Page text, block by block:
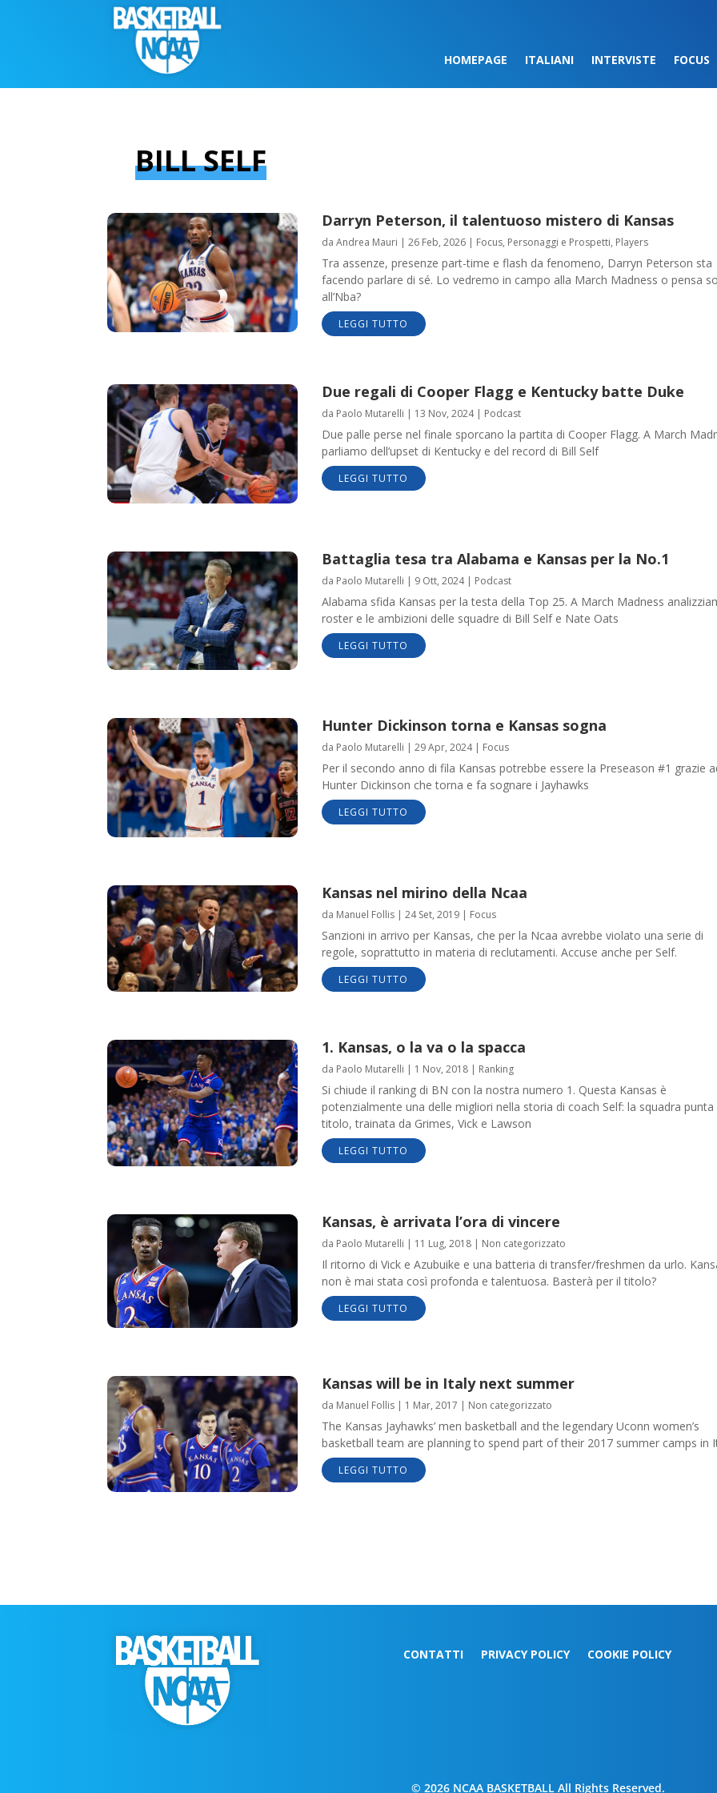
HOMEPAGE ITALIANI INTERVISTE FOCUS
BILL SELF
Darryn Peterson, il talentuoso mistero di Kansas
da Andrea Mauri | 26 Feb, 2026| Focus, Personaggi e Prospetti, Players
Tra assenze, presenze part-time e flash da fenomeno, Darryn Peterson sta
facendo parlare di sé. Lo vedremo in campo alla March Madness o pensa
all’Nba?
LEGGI TUTTO
Due regali di Cooper Flagg e Kentucky batte Duke
da Paolo Mutarelli | 13 Nov, 2024| Podcast
Due palle perse nel finale sporcano la partita di Cooper Flagg. A March
parliamo dell’upset di Kentucky e del record di Bill Self
LEGGI TUTTO
Battaglia tesa tra Alabama e Kansas per la No.1
da Paolo Mutarelli | 9 Ott, 2024| Podcast
Alabama sfida Kansas per la testa della Top 25. A March Madness
roster e le ambizioni delle squadre di Bill Self e Nate Oats
LEGGI TUTTO
Hunter Dickinson torna e Kansas sogna
da Paolo Mutarelli | 29 Apr, 2024| Focus
Per il secondo anno di fila Kansas potrebbe essere la Preseason #1 grazie
Hunter Dickinson che torna e fa sognare i Jayhawks
LEGGI TUTTO
Kansas nel mirino della Ncaa
da Manuel Follis| 24 Set, 2019| Focus
Sanzioni in arrivo per Kansas, che per la Ncaa avrebbe violato una serie di
regole, soprattutto in materia di reclutamenti. Accuse anche per Self.
LEGGI TUTTO
1. Kansas, o la va o la spacca
da Paolo Mutarelli | 1 Nov, 2018| Ranking
Si chiude il ranking di BN con la nostra numero 1. Questa Kansas è
potenzialmente una delle migliori nella storia di coach Self: la squadra punta
titolo, trainata da Grimes, Vick e Lawson
LEGGI TUTTO
Kansas, è arrivata l’ora di vincere
da Paolo Mutarelli | 11 Lug, 2018| Non categorizzato
Il ritorno di Vick e Azubuike e una batteria di transfer/freshmen da urlo.
non è mai stata così profonda e talentuosa. Basterà per il titolo?
LEGGI TUTTO
Kansas will be in Italy next summer
da Manuel Follis| 1 Mar, 2017 | Non categorizzato
The Kansas Jayhawks’ men basketball and the legendary Uconn women’s
basketball team are planning to spend part of their 2017 summer camps in
LEGGI TUTTO
CONTATTI PRIVACY POLICY COOKIE POLICY
© 2026 NCAA BASKETBALL All Rights Reserved.